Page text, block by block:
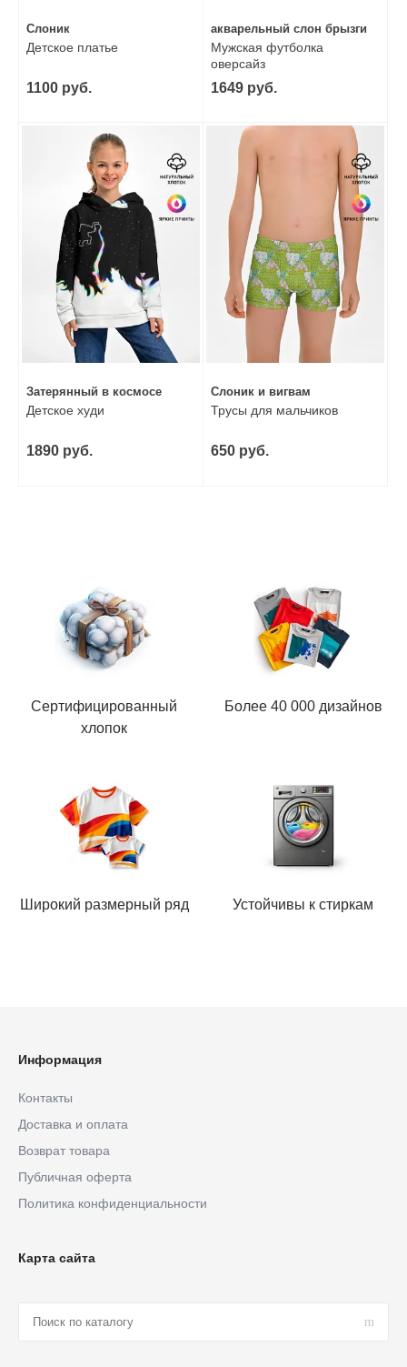
Слоник
Детское платье
1100 руб.
акварельный слон брызги
Мужская футболка
оверсайз
1649 руб.
Затерянный в космосе
Детское худи
1890 руб.
Слоник и вигвам
Трусы для мальчиков
650 руб.
Сертифицированный
хлопок
Более 40 000 дизайнов
Широкий размерный ряд Устойчивы к стиркам
Информация
Контакты
Доставка и оплата
Возврат товара
Публичная оферта
Политика конфиденциальности
Карта сайта